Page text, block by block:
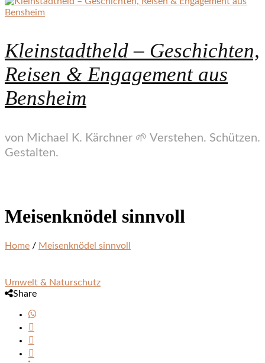
Kleinstadtheld – Geschichten,
Reisen & Engagement aus
Bensheim
von Michael K. Kärchner 🌱 Verstehen. Schützen.
Gestalten.
Meisenknödel sinnvoll
Home / Meisenknödel sinnvoll
Umwelt & Naturschutz
Share